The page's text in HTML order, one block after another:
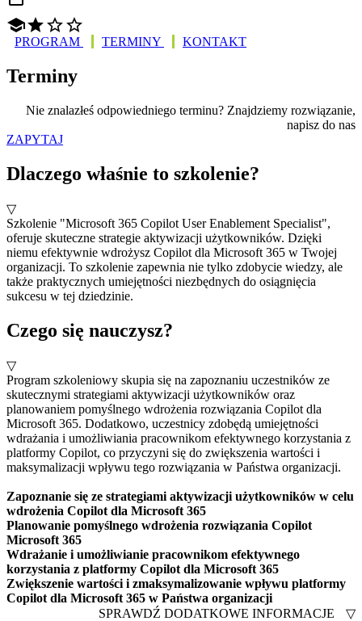

PROGRAM TERMINY KONTAKT
Terminy
Nie znalazłeś odpowiedniego terminu? Znajdziemy rozwiązanie,
napisz do nas
ZAPYTAJ
Dlaczego właśnie to szkolenie?
▽
Szkolenie "Microsoft 365 Copilot User Enablement Specialist",
oferuje skuteczne strategie aktywizacji użytkowników. Dzięki
niemu efektywnie wdrożysz Copilot dla Microsoft 365 w Twojej
organizacji. To szkolenie zapewnia nie tylko zdobycie wiedzy, ale
także praktycznych umiejętności niezbędnych do osiągnięcia
sukcesu w tej dziedzinie.
Czego się nauczysz?
▽
Program szkoleniowy skupia się na zapoznaniu uczestników ze
skutecznymi strategiami aktywizacji użytkowników oraz
planowaniem pomyślnego wdrożenia rozwiązania Copilot dla
Microsoft 365. Dodatkowo, uczestnicy zdobędą umiejętności
wdrażania i umożliwiania pracownikom efektywnego korzystania z
platformy Copilot, co przyczyni się do zwiększenia wartości i
maksymalizacji wpływu tego rozwiązania w Państwa organizacji.
Zapoznanie się ze strategiami aktywizacji użytkowników w celu
wdrożenia Copilot dla Microsoft 365
Planowanie pomyślnego wdrożenia rozwiązania Copilot
Microsoft 365
Wdrażanie i umożliwianie pracownikom efektywnego
korzystania z platformy Copilot dla Microsoft 365
Zwiększenie wartości i zmaksymalizowanie wpływu platformy
Copilot dla Microsoft 365 w Państwa organizacji
SPRAWDŹ DODATKOWE INFORMACJE
▽